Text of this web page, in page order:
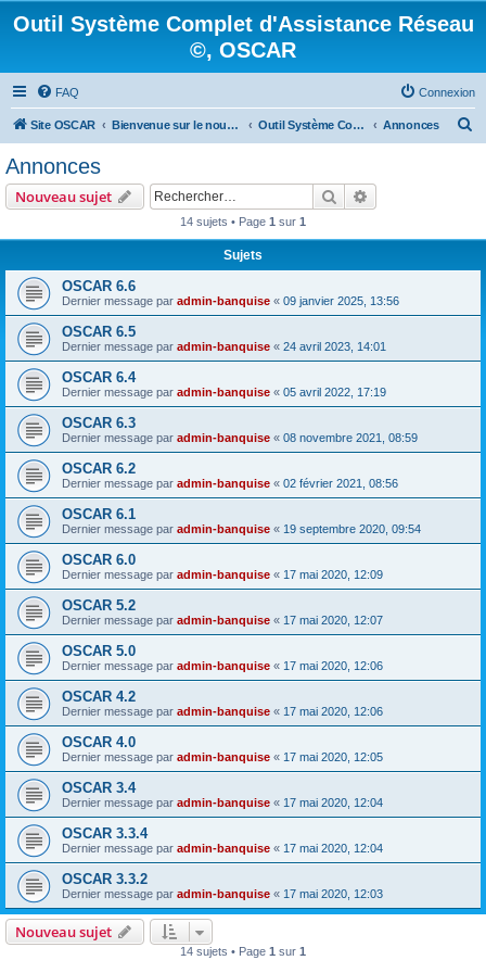
Outil Système Complet d'Assistance Réseau
©, OSCAR
FAQ Connexion
Site OSCAR Bienvenue sur le nouveau forum OSCAR Outil Système Complet d'Assistance Réseau ©, OSCAR Annonces
r
Annonces
Nouveau sujet Rechercher
14 sujets • Page 1 sur 1
Sujets
OSCAR 6.6
Dernier message par admin-banquise « 09 janvier 2025, 13:56
OSCAR 6.5
Dernier message par admin-banquise « 24 avril 2023, 14:01
OSCAR 6.4
Dernier message par admin-banquise « 05 avril 2022, 17:19
OSCAR 6.3
Dernier message par admin-banquise « 08 novembre 2021, 08:59
OSCAR 6.2
Dernier message par admin-banquise « 02 février 2021, 08:56
OSCAR 6.1
Dernier message par admin-banquise « 19 septembre 2020, 09:54
OSCAR 6.0
Dernier message par admin-banquise « 17 mai 2020, 12:09
OSCAR 5.2
Dernier message par admin-banquise « 17 mai 2020, 12:07
OSCAR 5.0
Dernier message par admin-banquise « 17 mai 2020, 12:06
OSCAR 4.2
Dernier message par admin-banquise « 17 mai 2020, 12:06
OSCAR 4.0
Dernier message par admin-banquise « 17 mai 2020, 12:05
OSCAR 3.4
Dernier message par admin-banquise « 17 mai 2020, 12:04
OSCAR 3.3.4
Dernier message par admin-banquise « 17 mai 2020, 12:04
OSCAR 3.3.2
Dernier message par admin-banquise « 17 mai 2020, 12:03
Nouveau sujet
14 sujets • Page 1 sur 1